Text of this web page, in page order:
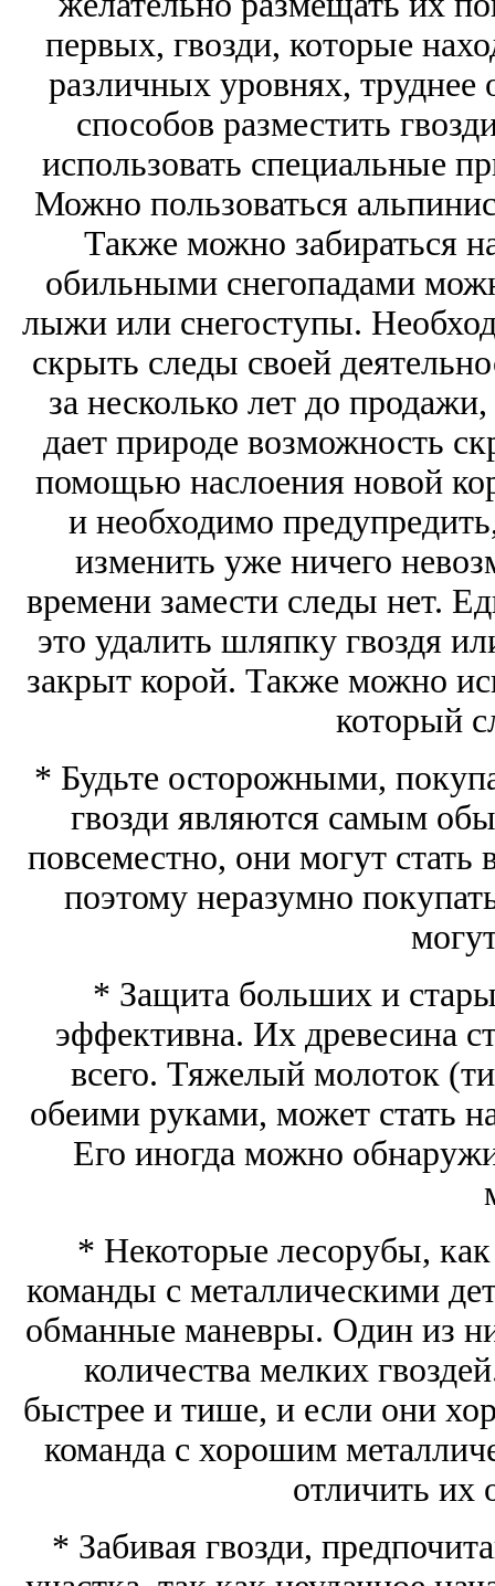
первых, гвозди, которые
различных уровнях,
способов разместить
использовать специальные
Можно пользоваться
Также можно забираться
обильными снегопадами
лыжи или снегоступы.
скрыть следы своей
за несколько лет до
дает природе возможность
помощью наслоения новой
и необходимо
изменить уже ничего
времени замести следы нет.
это удалить шляпку гвоздя
закрыт корой. Также можно
который
* Будьте осторожными,
гвозди являются самым
повсеместно, они могут
поэтому неразумно
* Защита больших и
эффективна. Их древесина
всего. Тяжелый молоток
обеими руками, может стать
Его иногда можно
* Некоторые лесорубы, как
команды с металлическими
обманные маневры. Один из
количества мелких
быстрее и тише, и если они
команда с хорошим
отличить их
* Забивая гвозди,